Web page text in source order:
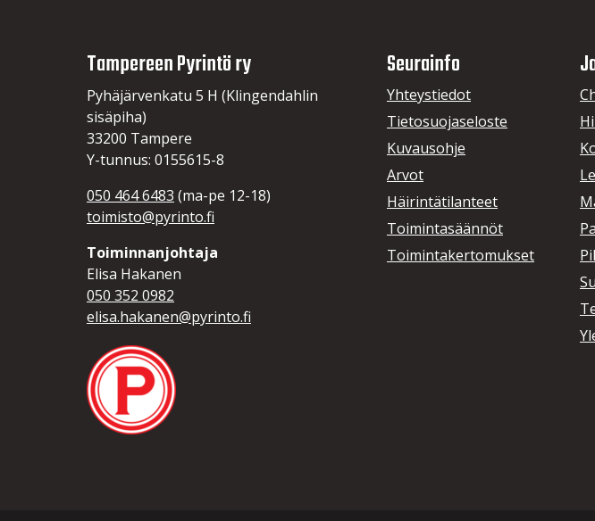
Tampereen Pyrintö ry
Pyhäjärvenkatu 5 H (Klingendahlin
sisäpiha)
33200 Tampere
Y-tunnus: 0155615-8
050 464 6483 (ma-pe 12-18)
toimisto@pyrinto.fi
Toiminnanjohtaja
Elisa Hakanen
050 352 0982
elisa.hakanen@pyrinto.fi
Seurainfo
Yhteystiedot
Tietosuojaseloste
Kuvausohje
Arvot
Häirintätilanteet
Toimintasäännöt
Toimintakertomukset